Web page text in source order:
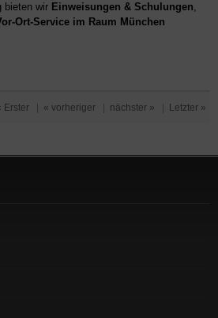
bieten wir Einweisungen & Schulungen,
Ort-Service im Raum München
Erster « vorheriger nächster » Letzter »